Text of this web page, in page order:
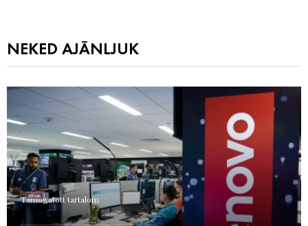
NEKED AJÁNLJUK
Támogatott tartalom